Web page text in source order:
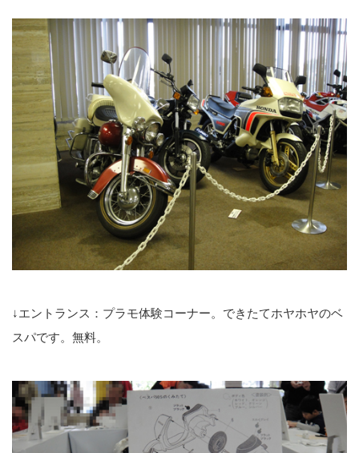
↓エントランス：プラモ体験コーナー。できたてホヤホヤのベ
スパです。無料。